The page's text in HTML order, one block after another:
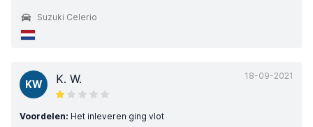
Suzuki Celerio
18-09-2021
KW K. W.
Voordelen: Het inleveren ging vlot